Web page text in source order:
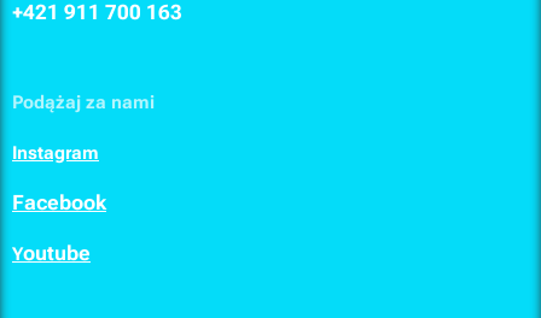
+421 911 700 163
Podążaj za nami
Instagram
Facebook
Youtube